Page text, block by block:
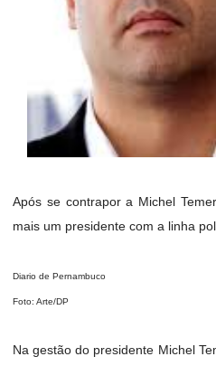
Após se contrapor a Michel
mais um presidente com a linha
Diario de Pernambuco
Foto: Arte/DP
Na gestão do presidente Michel